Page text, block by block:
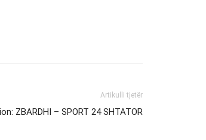
Artikulli tjetër
ZBARDHI – SPORT 24 SHTATOR